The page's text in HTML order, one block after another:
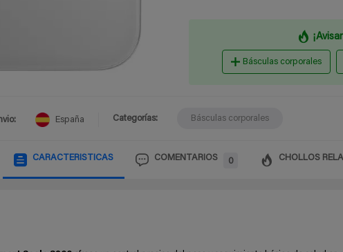
Básculas corporales
España Categorías: Básculas corporales
CARACTERISTICAS COMENTARIOS 0 CHOLLOS